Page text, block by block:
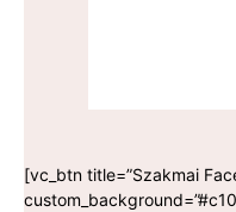
[vc_btn title=”Szakmai